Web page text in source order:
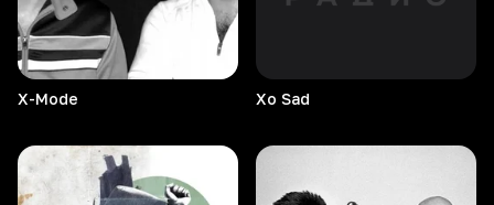
X-Mode Xo Sad